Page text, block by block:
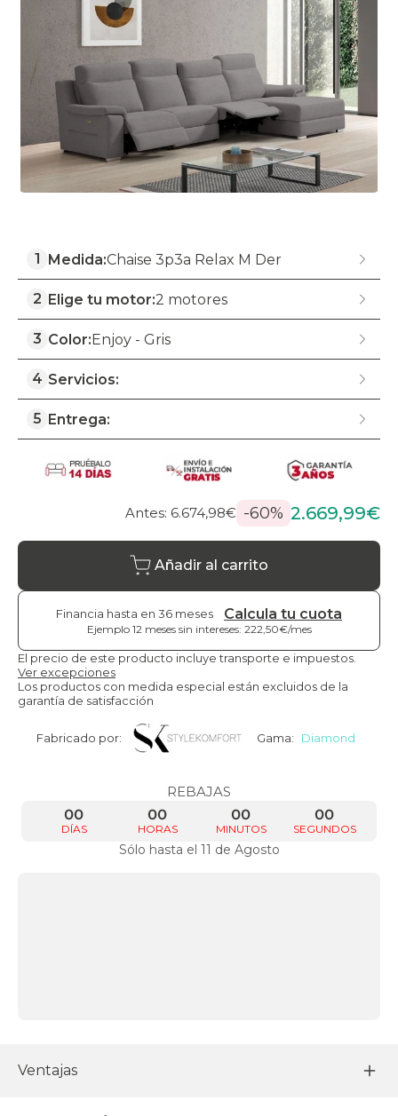
1 Medida:Chaise 3p3a Relax M Der
2 Elige tu motor:2 motores
3 Color:Enjoy - Gris
4 Servicios:
5 Entrega:
Antes: 6.674,98€ -60% 2.669,99€
Añadir al carrito
Financia hasta en 36 meses Calcula tu cuota
Ejemplo 12 meses sin intereses: 222,50€/mes
El precio de este producto incluye transporte e impuestos.
Ver excepciones
Los productos con medida especial están excluidos de la
garantía de satisfacción
Fabricado por: Gama: Diamond
REBAJAS
DÍAS
00
HORAS
00
MINUTOS
00
SEGUNDOS
00
Sólo hasta el 11 de Agosto
Ventajas